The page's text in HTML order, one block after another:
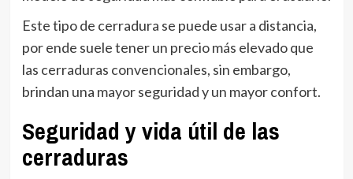
Este tipo de cerradura se puede usar a distancia,
por ende suele tener un precio más elevado que
las cerraduras convencionales, sin embargo,
brindan una mayor seguridad y un mayor confort.
Seguridad y vida útil de las
cerraduras